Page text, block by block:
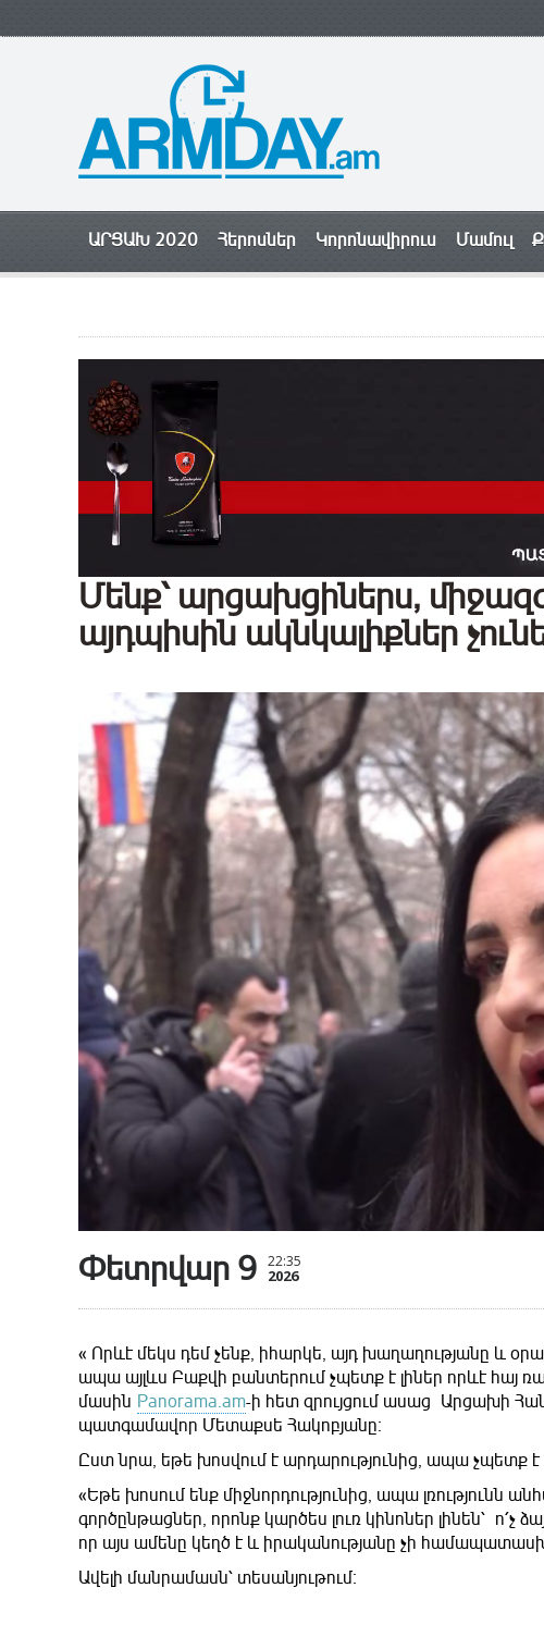
ԱՐՑԱԽ 2020 Հերոսներ Կորոնավիրուս Մամուլ
Մենք՝ արցախցիներս,
այդպիսին ակնկալիքներ
Փետրվար 9 22:35
2026
« Որևէ մեկս դեմ չենք, իհարկե, այդ խաղաղությանը և
ապա այլևս Բաքվի բանտերում չպետք է լիներ որևէ
մասին Panorama.am-ի հետ զրույցում ասաց Արցախի
պատգամավոր Մետաքսե Հակոբյանը։
Ըստ նրա, եթե խոսվում է արդարությունից, ապա չպետք
«Եթե խոսում ենք միջնորդությունից, ապա լռությունն
գործընթացներ, որոնք կարծես լուռ կինոներ լինեն՝ ո՛չ
որ այս ամենը կեղծ է և իրականությանը չի
Ավելի մանրամասն՝ տեսանյութում։